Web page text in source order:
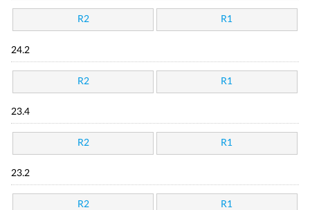
R2 R1
24.2
R2 R1
23.4
R2 R1
23.2
R2 R1